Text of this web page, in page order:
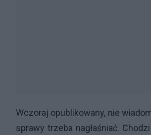
Wczoraj opublikowany, nie
sprawy trzeba nagłaśniać.